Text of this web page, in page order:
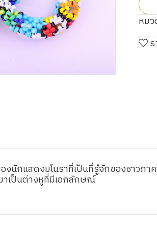
หม
งนักแสดงมโนราที่เป็นที่รู้จักของชาว
เป็นต่างหูที่มีเอกลักษณ์